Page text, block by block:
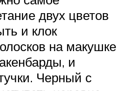
двух цветов
и клок
на макушке
и
Черный с